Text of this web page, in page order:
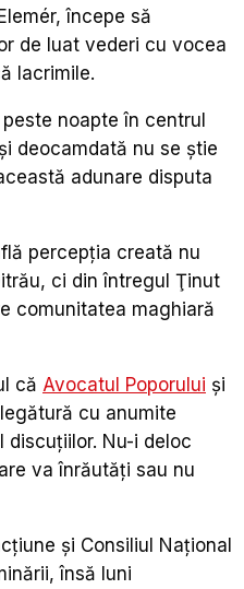
începe să
de luat vederi cu vocea
lacrimile.
noapte în centrul
deocamdată nu se ştie
adunare disputa
percepţia creată nu
ci din întregul Ţinut
comunitatea maghiară
că Avocatul Poporului şi
cu anumite
Nu-i deloc
va înrăutăți sau nu
şi Consiliul Naţional
însă luni